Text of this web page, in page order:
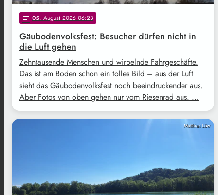
notes 05. August 2026 06:23
Gäubodenvolksfest: Besucher dürfen nicht in
die Luft gehen
Zehntausende Menschen und wirbelnde Fahrgeschäfte.
Das ist am Boden schon ein tolles Bild – aus der Luft
sieht das Gäubodenvolksfest noch beeindruckender aus.
Aber Fotos von oben gehen nur vom Riesenrad aus. …
Matthias Löw